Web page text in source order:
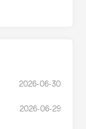
2026-06-30
2026-06-29